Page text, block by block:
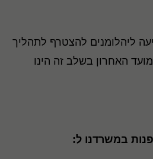
ליהלומנים להצטרף לתהליך
האחרון בשלב זה הינו
במשרדנו ל: